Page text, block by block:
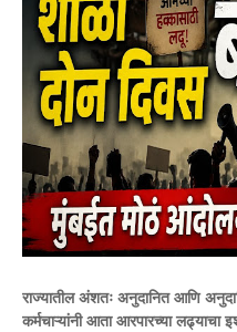
राज्यातील अंशतः अनुदानित आणि
कर्मचाऱ्यांनी आता आरपारच्या लढ्याचा